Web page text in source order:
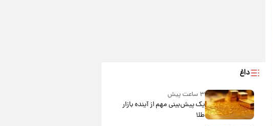
داغ
۳ ساعت پیش
یک پیش‌بینی مهم از آینده بازار
طلا